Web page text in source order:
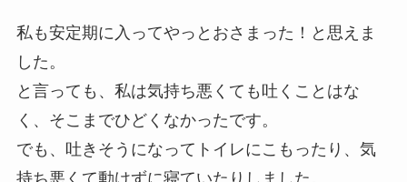
私も安定期に入ってやっとおさまった！と思えま
した。
と言っても、私は気持ち悪くても吐くことはな
く、そこまでひどくなかったです。
でも、吐きそうになってトイレにこもったり、気
持ち悪くて動けずに寝ていたりしました。